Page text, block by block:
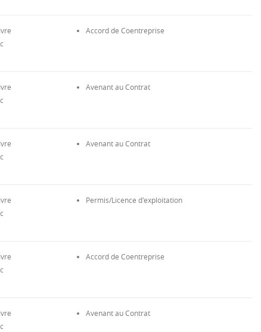
Accord de Coentreprise
Avenant au Contrat
Avenant au Contrat
Permis/Licence d'exploitation
Accord de Coentreprise
Avenant au Contrat